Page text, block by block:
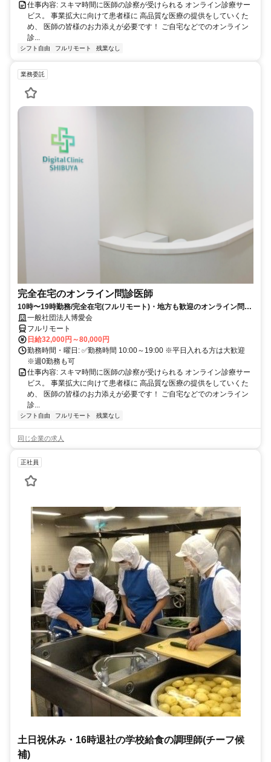
仕事内容: スキマ時間に医師の診察が受けられる オンライン診療サー
ビス。 事業拡大に向けて患者様に 高品質な医療の提供をしていくた
め、 医師の皆様のお力添えが必要です！ ご自宅などでのオンライン
診...
シフト自由 フルリモート 残業なし
業務委託
完全在宅のオンライン問診医師
10時〜19時勤務/完全在宅(フルリモート)・地方も歓迎のオンライン問診
業務一般社団法人博愛会
フルリモート
日給32,000円～80,000円
勤務時間・曜日: ✅勤務時間 10:00～19:00 ※平日入れる方は大歓迎
※週0勤務も可
仕事内容: スキマ時間に医師の診察が受けられる オンライン診療サー
ビス。 事業拡大に向けて患者様に 高品質な医療の提供をしていくた
め、 医師の皆様のお力添えが必要です！ ご自宅などでのオンライン
診...
シフト自由 フルリモート 残業なし
同じ企業の求人
正社員
土日祝休み・16時退社の学校給食の調理師(チーフ候
補)